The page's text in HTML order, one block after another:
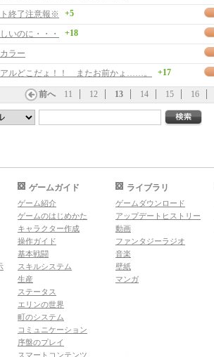
終了注意報※
+5
いのに・・・
+18
ラー
ルどこだょ！！ またお前かょ……。
+17
前へ 11 12 13 14 15 16
ゲームガイド
ゲーム紹介
ゲームのはじめかた
キャラクター作成
操作ガイド
基本戦闘
スキルシステム
生産
ステータス
エリンの世界
町のシステム
コミュニケーション
序盤のプレイ
スマートコンテンツ
ライブラリ
ゲームダウンロード
アップデートヒストリー
動画
ファンタジーラジオ
音楽
壁紙
マンガ